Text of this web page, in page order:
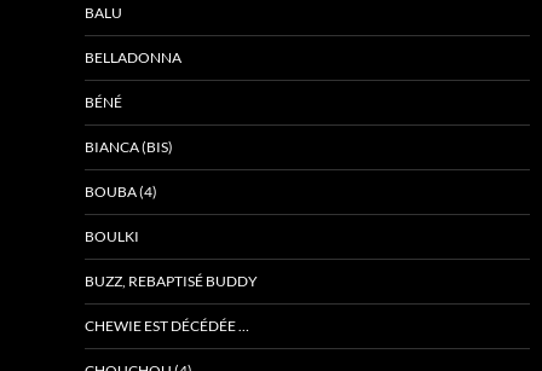
BALU
BELLADONNA
BÉNÉ
BIANCA (BIS)
BOUBA (4)
BOULKI
BUZZ, REBAPTISÉ BUDDY
CHEWIE EST DÉCÉDÉE …